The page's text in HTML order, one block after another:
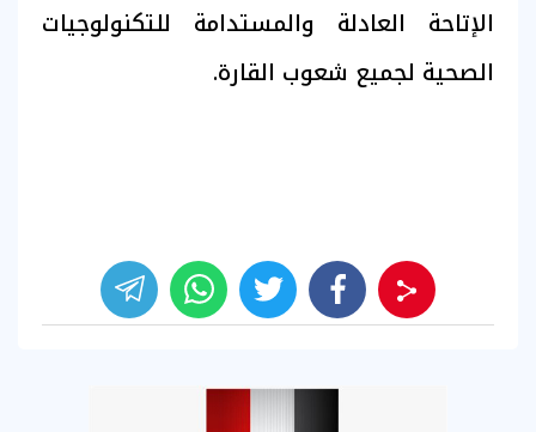
الإتاحة العادلة والمستدامة للتكنولوجيات
الصحية لجميع شعوب القارة.